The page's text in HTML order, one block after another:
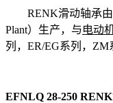
RENK滑动轴承
Plant）生产，与电动
列，ER/EG系列，ZM
EFNLQ 28-250